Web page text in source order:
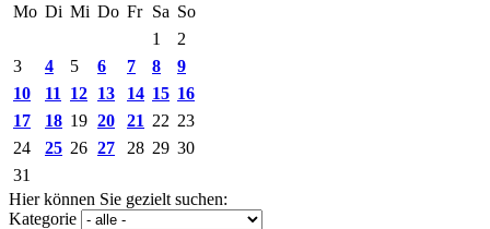
Mo Di Mi Do Fr Sa So
1
2
3
4 5 6 7 8
9
10
11 12 13 14 15 16
17
18 19 20 21 22 23
24
25 26 27 28 29 30
31
Hier können Sie gezielt suchen:
Kategorie